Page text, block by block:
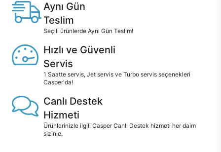
Aynı Gün
Teslim
Seçili ürünlerde Aynı Gün Teslim!
Hızlı ve Güvenli
Servis
1 Saatte servis, Jet servis ve Turbo servis seçenekleri
Casper'da!
Canlı Destek
Hizmeti
Ürünlerinizle ilgili Casper Canlı Destek hizmeti her daim
sizinle.